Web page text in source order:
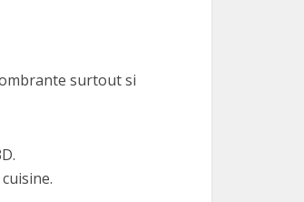
surtout si